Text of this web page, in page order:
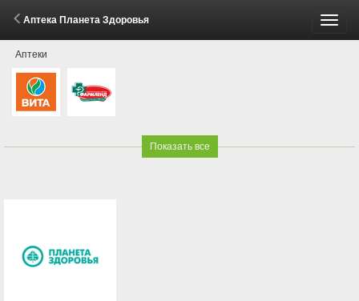
Аптека Планета Здоровья
Аптеки
Показать все